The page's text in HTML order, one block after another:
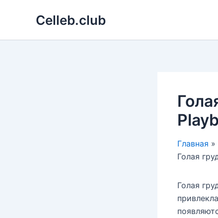
Celleb.club
Главная
Голая
Голая